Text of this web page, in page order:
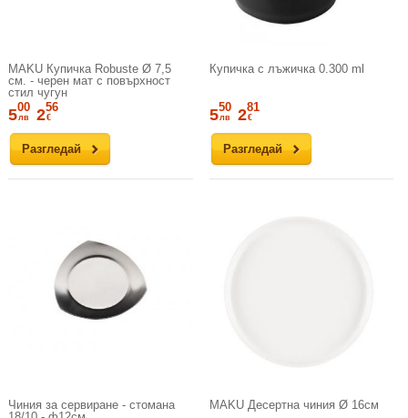
MAKU Купичка Robuste Ø 7,5
см. - черен мат с повърхност
стил чугун
Разгледай
500
лв 256
€
Купичка с лъжичка 0.300 ml
Разгледай
550
лв 281
€
Чиния за сервиране - стомана
MAKU Десертна чиния Ø 16см